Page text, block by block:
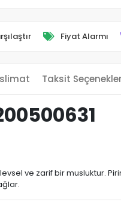
Fiyat Alarmı
Taksit
ve zarif bir musluktur.